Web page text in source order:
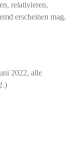
relativieren,
erscheinen mag,
2022, alle